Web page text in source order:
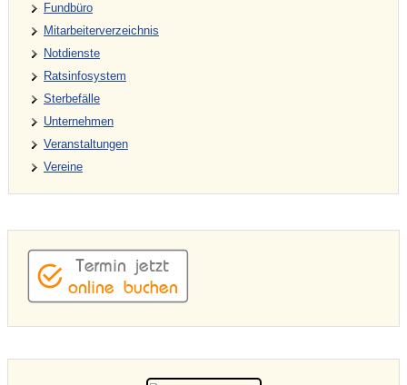
Fundbüro
Mitarbeiterverzeichnis
Notdienste
Ratsinfosystem
Sterbefälle
Unternehmen
Veranstaltungen
Vereine